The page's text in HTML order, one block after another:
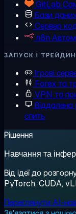
GitLab
Бази
Сервер
n8n
ЗАПУСК І
Ігрові
Forex та
VPN та
Віддалена
спить
Рішення
Навчання та
Від ідеї до
PyTorch, CUDA,
Переглянути AI-